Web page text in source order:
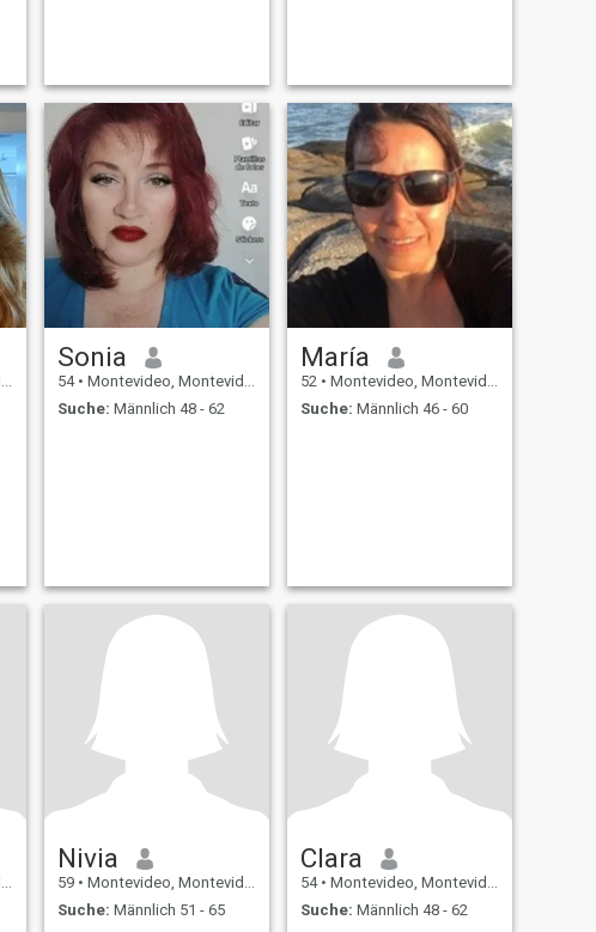
Sonia
54 • Montevideo, Montevideo, Uruguay
Suche: Männlich 48 - 62
María
52 • Montevideo, Montevideo, Uruguay
Suche: Männlich 46 - 60
Nivia
59 • Montevideo, Montevideo, Uruguay
Suche: Männlich 51 - 65
Clara
54 • Montevideo, Montevideo, Uruguay
Suche: Männlich 48 - 62